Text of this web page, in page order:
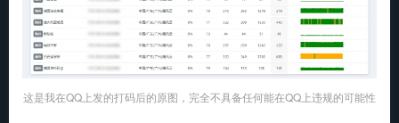
这是我在QQ上发的打码后的原图，完全不具备任何能在QQ上违规的可能性